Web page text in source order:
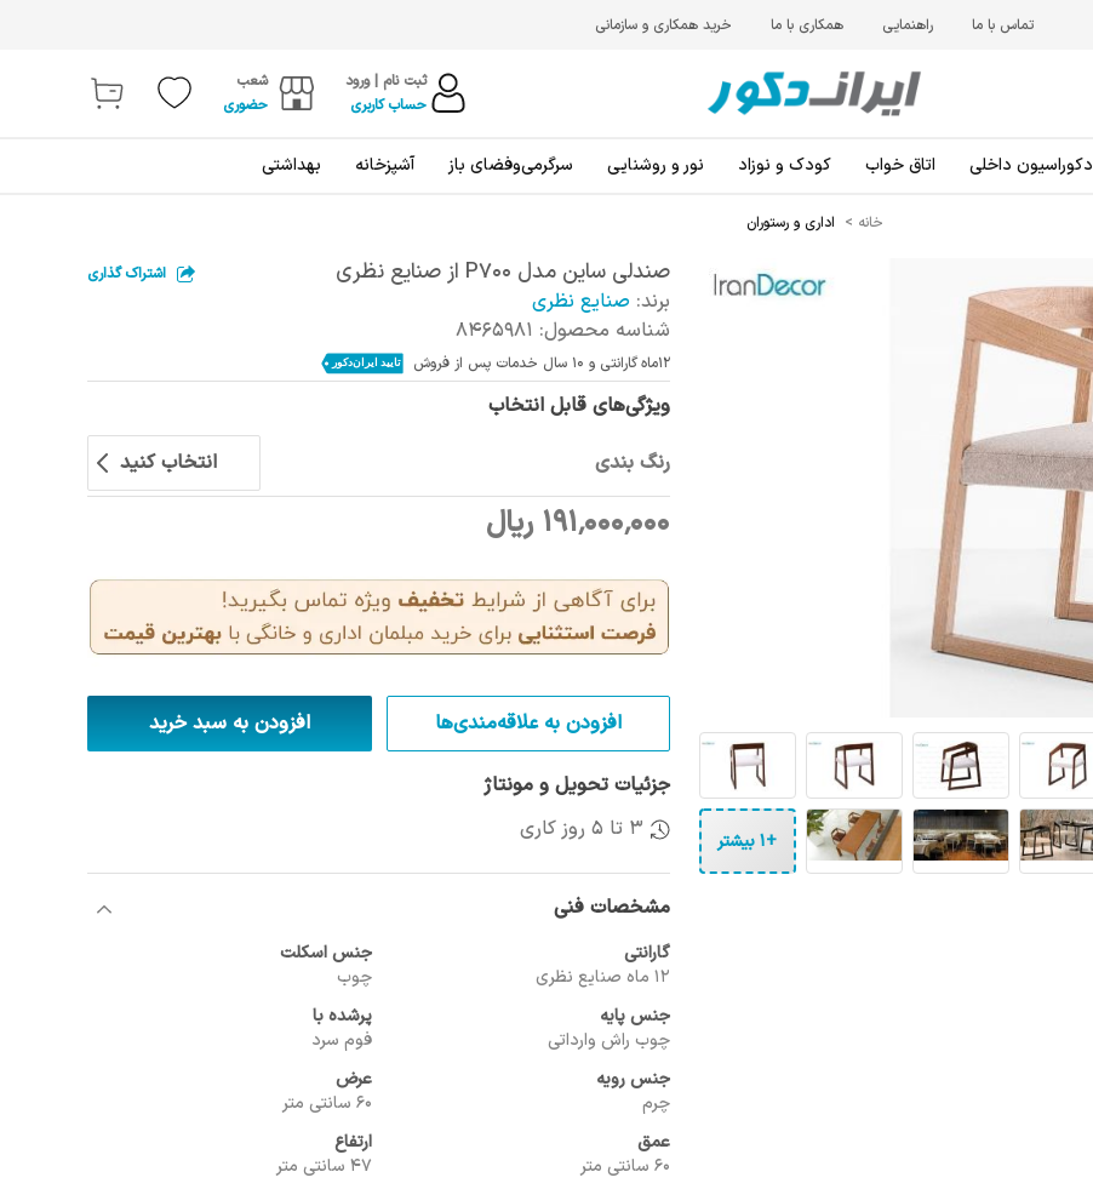
تماس با ما راهنمایی همکاری با ما خرید همکاری و سازمانی
ثبت نام | ورود
حساب کاربری
شعب
حضوری
دکوراسیون داخلی اتاق خواب کودک و نوزاد نور و روشنایی سرگرمی‌و‌فضای باز آشپزخانه بهداشتی
خانه > اداری و رستوران
+1 بیشتر
صندلی ساین مدل P700 از صنایع نظری اشتراک گذاری
برند: صنایع نظری
شناسه محصول: 8465981
12ماه گارانتی و 10 سال خدمات پس از فروش
ویژگی‌های قابل انتخاب
رنگ بندی
انتخاب کنید
191٬000٬000 ریال
افزودن به علاقه‌مندی‌ها افزودن به سبد خرید
جزئیات تحویل و مونتاژ
3 تا 5 روز کاری
مشخصات فنی
گارانتی
12 ماه صنایع نظری
جنس اسکلت
چوب
جنس پایه
چوب راش وارداتی
پرشده با
فوم سرد
جنس رویه
چرم
عرض
60 سانتی متر
عمق
60 سانتی متر
ارتفاع
47 سانتی متر